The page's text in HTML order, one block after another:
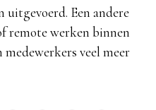
Een andere
remote werken binnen
veel meer